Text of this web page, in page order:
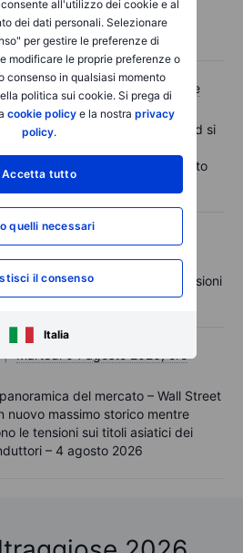
all'utilizzo dei cookie e al
dei dati personali. Selezionare
per gestire le preferenze di
modificare le proprie preferenze o
consenso in qualsiasi momento
politica sui cookie. Si prega di
cookie policye la nostra privacy
policy.
Accetta tutto
quelli necessari
il consenso
Italia
Brief - I record si estendono,
le coperture – 5 agosto 2026
Mercoledì 05 agosto 2026, ore
panoramica del mercato - I record si
sullo Stretto di Hormuz - 5 agosto
Martedì 04 agosto 2026, ore
Brief - Rally delle mega-cap, tensioni
- 4 agosto 2026
Martedì 04 agosto 2026, ore
del mercato – Wall Street
nuovo massimo storico mentre
le tensioni sui titoli asiatici dei
– 4 agosto 2026